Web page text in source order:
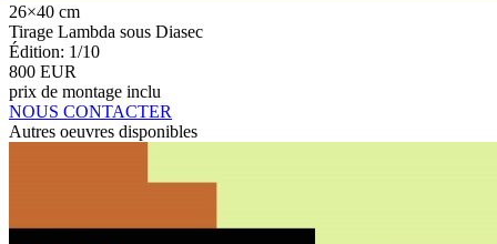
26×40 cm
Tirage Lambda sous Diasec
Édition: 1/10
800 EUR
prix de montage inclu
NOUS CONTACTER
Autres oeuvres disponibles